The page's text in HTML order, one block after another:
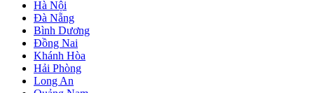
Hà Nội
Đà Nẵng
Bình Dương
Đồng Nai
Khánh Hòa
Hải Phòng
Long An